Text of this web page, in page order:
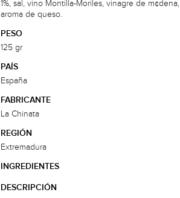
1%, sal, vino Montilla-Moriles, vinagre de m¢dena,
aroma de queso.
PESO
125 gr
PAÍS
España
FABRICANTE
La Chinata
REGIÓN
Extremadura
INGREDIENTES
DESCRIPCIÓN